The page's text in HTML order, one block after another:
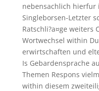
nebensachlich hierfur
Singleborsen-Letzter
Ratschli?a¤ge weiters
Wortwechsel within
erwirtschaften und
Is Gebardensprache
Themen Respons
within diesem